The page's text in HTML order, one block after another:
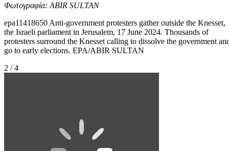
Φωτογραφία: ABIR SULTAN
epa11418650 Anti-government protesters gather outside the Knesset,
the Israeli parliament in Jerusalem, 17 June 2024. Thousands of
protesters surround the Knesset calling to dissolve the government
go to early elections. EPA/ABIR SULTAN
2 / 4